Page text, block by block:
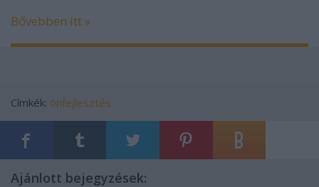
Bővebben itt »
Címkék: önfejlesztés
Ajánlott bejegyzések: